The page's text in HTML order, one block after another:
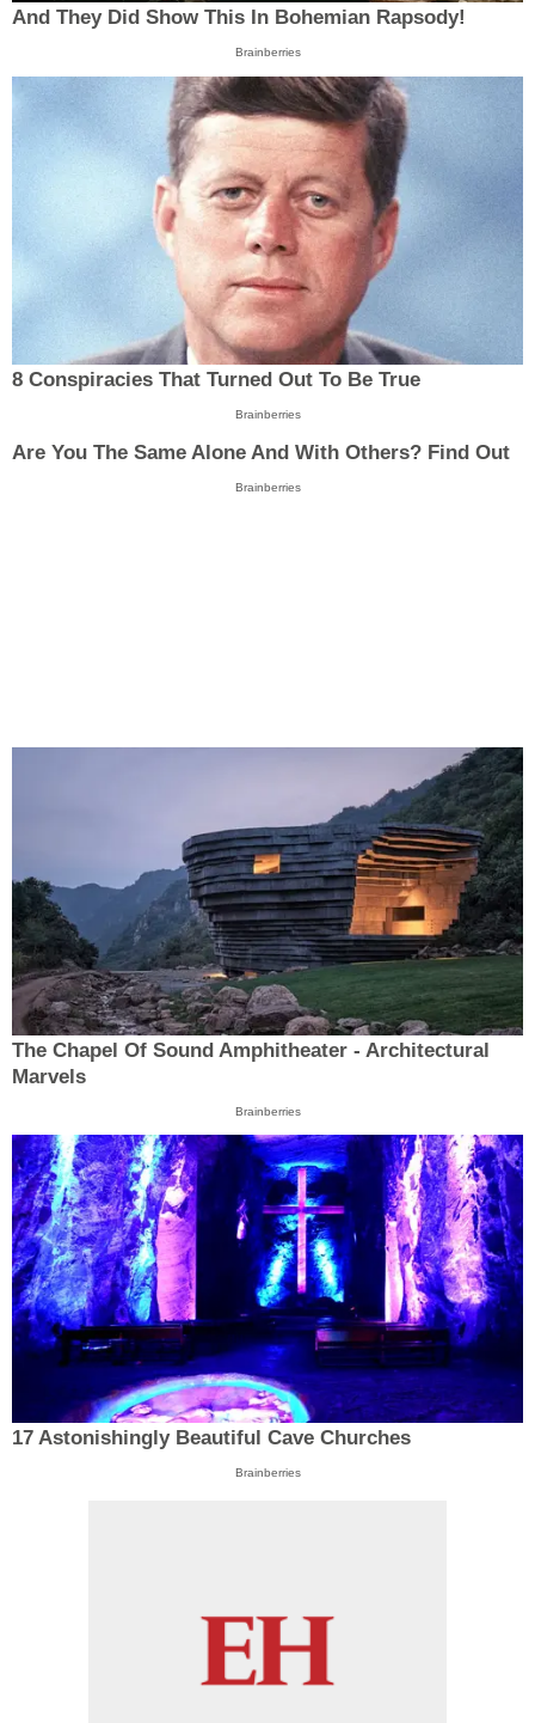
And They Did Show This In Bohemian Rapsody!
Brainberries
8 Conspiracies That Turned Out To Be True
Brainberries
Are You The Same Alone And With Others? Find Out
Brainberries
The Chapel Of Sound Amphitheater - Architectural
Marvels
Brainberries
17 Astonishingly Beautiful Cave Churches
Brainberries